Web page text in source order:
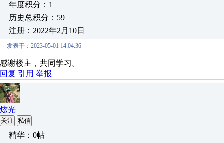
年度积分：1
历史总积分：59
注册：2022年2月10日
发表于：2023-05-01 14:04:36
感谢楼主，共同学习。
回复 引用 举报
炫光
关注 私信
精华：0帖